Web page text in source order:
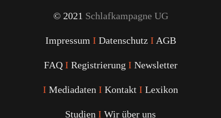
© 2021 Schlafkampagne UG
Impressum I Datenschutz I AGB
FAQ I Registrierung I Newsletter
I Mediadaten I Kontakt I Lexikon
Studien I Wir über uns